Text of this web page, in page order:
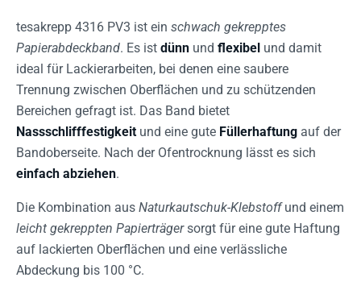
tesakrepp 4316 PV3 ist ein schwach gekrepptes
Papierabdeckband. Es ist dünn und flexibel und damit
ideal für Lackierarbeiten, bei denen eine saubere
Trennung zwischen Oberflächen und zu schützenden
Bereichen gefragt ist. Das Band bietet
Nassschlifffestigkeit und eine gute Füllerhaftung auf der
Bandoberseite. Nach der Ofentrocknung lässt es sich
einfach abziehen.
Die Kombination aus Naturkautschuk-Klebstoffund einem
leicht gekreppten Papierträgersorgt für eine gute Haftung
auf lackierten Oberflächen und eine verlässliche
Abdeckung bis 100 °C.